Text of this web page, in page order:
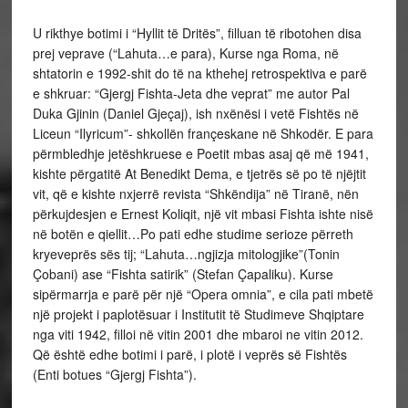
U rikthye botimi i “Hyllit të Dritës”, filluan të ribotohen disa
prej veprave (“Lahuta…e para), Kurse nga Roma, në
shtatorin e 1992-shit do të na kthehej retrospektiva e parë
e shkruar: “Gjergj Fishta-Jeta dhe veprat” me autor Pal
Duka Gjinin (Daniel Gjeçaj), ish nxënësi i vetë Fishtës në
Liceun “Ilyricum”- shkollën françeskane në Shkodër. E para
përmbledhje jetëshkruese e Poetit mbas asaj që më 1941,
kishte përgatitë At Benedikt Dema, e tjetrës së po të njëjtit
vit, që e kishte nxjerrë revista “Shkëndija” në Tiranë, nën
përkujdesjen e Ernest Koliqit, një vit mbasi Fishta ishte nisë
në botën e qiellit…Po pati edhe studime serioze përreth
kryeveprës sës tij; “Lahuta…ngjizja mitologjike”(Tonin
Çobani) ase “Fishta satirik” (Stefan Çapaliku). Kurse
sipërmarrja e parë për një “Opera omnia”, e cila pati mbetë
një projekt i paplotësuar i Institutit të Studimeve Shqiptare
nga viti 1942, filloi në vitin 2001 dhe mbaroi ne vitin 2012.
Që është edhe botimi i parë, i plotë i veprës së Fishtës
(Enti botues “Gjergj Fishta”).